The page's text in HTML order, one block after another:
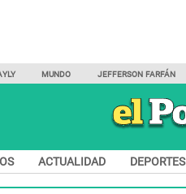
MUNDO JEFFERSON FARFÁN
ACTUALIDAD DEPORTES